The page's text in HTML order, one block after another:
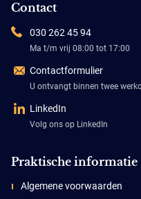
Contact
030 262 45 94
Ma t/m vrij 08:00 tot 17:00
Contactformulier
U ontvangt binnen twee
LinkedIn
Volg ons op LinkedIn
Praktische informatie
Algemene voorwaarden